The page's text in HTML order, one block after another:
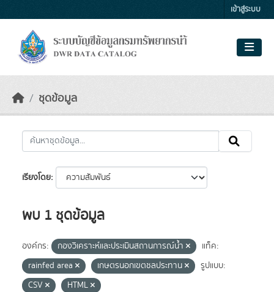
เข้าสู่ระบบ
ชุดข้อมูล
เรียงโดย
พบ 1 ชุดข้อมูล
องค์กร: กองวิเคราะห์และประเมินสถานการณ์น้ำ
แท็ค:
rainfed area
เกษตรนอกเขตชลประทาน
รูปแบบ:
CSV
HTML